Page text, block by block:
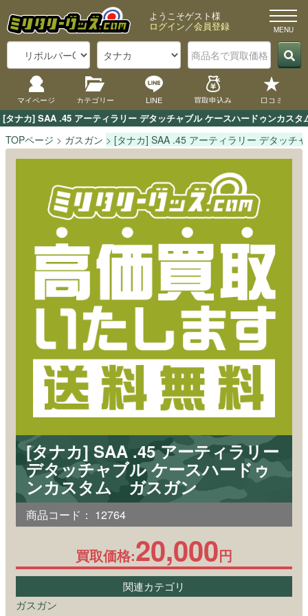
[タナカ] SAA .45 アーティラリー デタッチャブル ケースハードゥンカス
ようこそゲスト様
ログイン／会員登録
マイページ カテゴリー LINE 買取申込み 口コミ
TOPページ ガスガン [タナカ] SAA .45 アーティラリー デタッチ
[タナカ] SAA .45 アーティラリー
デタッチャブル ケースハードゥ
ンカスタム ガスガン
商品コード： 12764
買取価格:20,000円
関連カテゴリ
ガスガン